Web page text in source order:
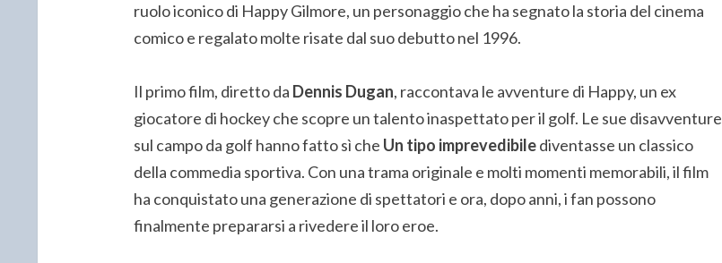
ruolo iconico di Happy Gilmore, un personaggio che ha segnato la storia del cinema
comico e regalato molte risate dal suo debutto nel 1996.
Il primo film, diretto da Dennis Dugan, raccontava le avventure di Happy, un ex
giocatore di hockey che scopre un talento inaspettato per il golf. Le sue disavventure
sul campo da golf hanno fatto sì che Un tipo imprevedibilediventasse un classico
della commedia sportiva. Con una trama originale e molti momenti memorabili, il film
ha conquistato una generazione di spettatori e ora, dopo anni, i fan possono
finalmente prepararsi a rivedere il loro eroe.